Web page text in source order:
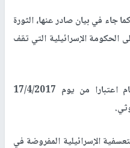
جاء في بيان صادر عنها، الثورة
الحكومة الإسرائيلية التي تقف
وسيتم الاضراب المفتوح عن الطعام اعتبارا من يوم 17/4/2017
الإسرائيلية المفروضة في